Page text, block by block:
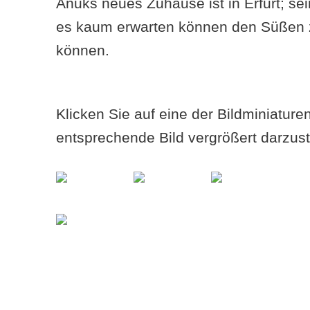
es kaum erwarten können den
können.
Klicken Sie auf eine der
entsprechende Bild vergrößert